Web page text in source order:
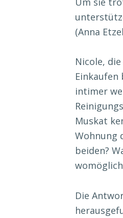
(Anna
Nicole,
intimer
Muskat
Wohnung
beiden?
Die